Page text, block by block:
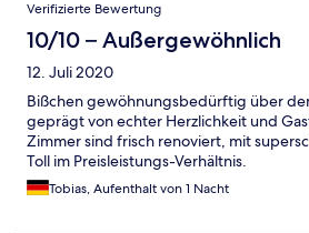
Verifizierte Bewertung
10/10 – Außergewöhnlich
12. Juli 2020
Bißchen gewöhnungsbedürftig über
geprägt von echter Herzlichkeit und
Zimmer sind frisch renoviert, mit
Toll im Preisleistungs-Verhältnis.
Tobias, Aufenthalt von 1 Nacht